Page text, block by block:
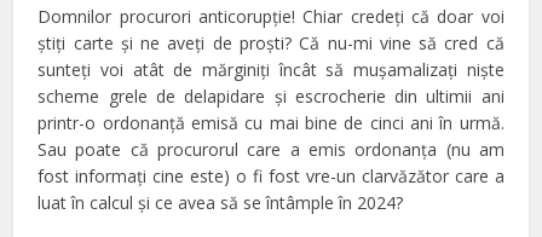
Domnilor procurori anticorupţie! Chiar credeţi că doar voi
ştiţi carte şi ne aveţi de proşti? Că nu-mi vine să cred că
sunteţi voi atât de mărginiţi încât să muşamalizaţi nişte
scheme grele de delapidare şi escrocherie din ultimii ani
printr-o ordonanţă emisă cu mai bine de cinci ani în urmă.
Sau poate că procurorul care a emis ordonanţa (nu am
fost informaţi cine este) o fi fost vre-un clarvăzător care a
luat în calcul şi ce avea să se întâmple în 2024?